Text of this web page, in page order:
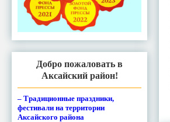
Добро пожаловать в
Аксайский район!
– Традиционные праздники,
фестивали на территории
Аксайского района